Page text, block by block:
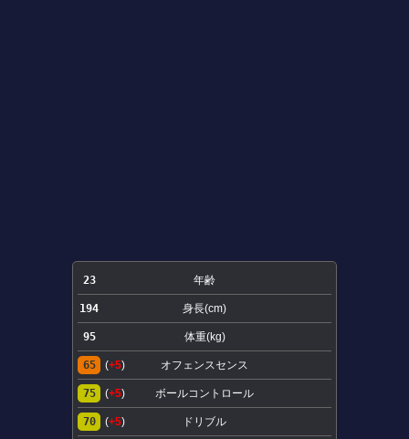
23 年齢
194 身長(cm)
95 体重(kg)
65 (+5) オフェンスセンス
75 (+5) ボールコントロール
70 (+5) ドリブル